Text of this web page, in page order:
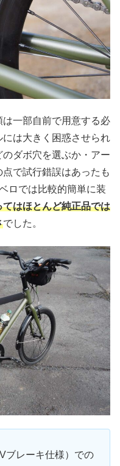
一部自前で用意する必
は大きく困惑させられ
ダボ穴を選ぶか・アー
で試行錯誤はあったも
ロでは比較的簡単に装
はほとんど純正品では
でした。
ブレーキ仕様）での